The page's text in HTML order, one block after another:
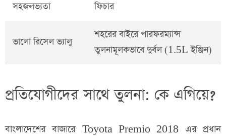
সহজলভ্যতা
ফিচার
ভালো রিসেল ভ্যালু
শহরের বাইরে পারফরম্যান্স
তুলনামূলকভাবে দুর্বল (1.5L ইঞ্জিন)
প্রতিযোগীদের সাথে তুলনা: কে এগিয়ে?
বাংলাদেশের বাজারে Toyota Premio 2018 এর প্রধান